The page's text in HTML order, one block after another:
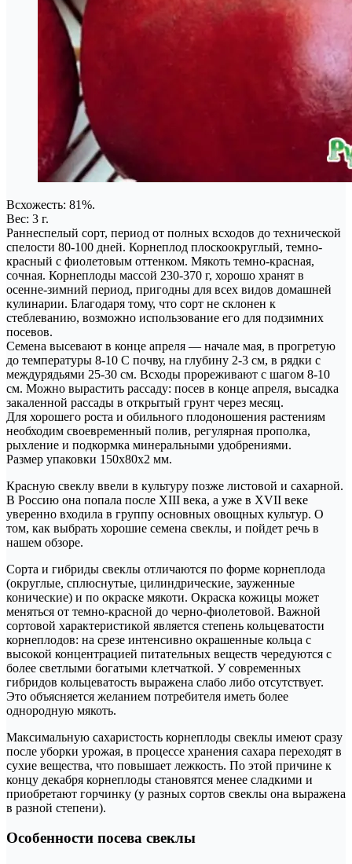
Всхожесть: 81%.
Вес: 3 г.
Раннеспелый сорт, период от полных всходов до технической
спелости 80-100 дней. Корнеплод плоскоокруглый, темно-
красный с фиолетовым оттенком. Мякоть темно-красная,
сочная. Корнеплоды массой 230-370 г, хорошо хранят в
осенне-зимний период, пригодны для всех видов домашней
кулинарии. Благодаря тому, что сорт не склонен к
стеблеванию, возможно использование его для подзимних
посевов.
Семена высевают в конце апреля — начале мая, в прогретую
до температуры 8-10 С почву, на глубину 2-3 см, в рядки с
междурядьями 25-30 см. Всходы прореживают с шагом 8-10
см. Можно вырастить рассаду: посев в конце апреля, высадка
закаленной рассады в открытый грунт через месяц.
Для хорошего роста и обильного плодоношения растениям
необходим своевременный полив, регулярная прополка,
рыхление и подкормка минеральными удобрениями.
Размер упаковки 150x80x2 мм.
Красную свеклу ввели в культуру позже листовой и сахарной.
В Россию она попала после XIII века, а уже в XVII веке
уверенно входила в группу основных овощных культур. О
том, как выбрать хорошие семена свеклы, и пойдет речь в
нашем обзоре.
Сорта и гибриды свеклы отличаются по форме корнеплода
(округлые, сплюснутые, цилиндрические, зауженные
конические) и по окраске мякоти. Окраска кожицы может
меняться от темно-красной до черно-фиолетовой. Важной
сортовой характеристикой является степень кольцеватости
корнеплодов: на срезе интенсивно окрашенные кольца с
высокой концентрацией питательных веществ чередуются с
более светлыми богатыми клетчаткой. У современных
гибридов кольцеватость выражена слабо либо отсутствует.
Это объясняется желанием потребителя иметь более
однородную мякоть.
Максимальную сахаристость корнеплоды свеклы имеют сразу
после уборки урожая, в процессе хранения сахара переходят в
сухие вещества, что повышает лежкость. По этой причине к
концу декабря корнеплоды становятся менее сладкими и
приобретают горчинку (у разных сортов свеклы она выражена
в разной степени).
Особенности посева свеклы